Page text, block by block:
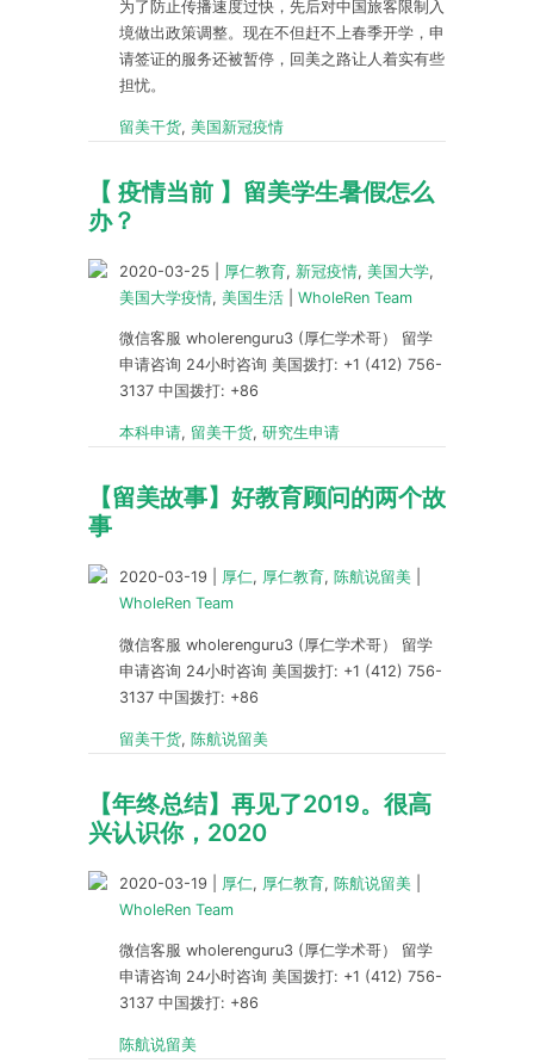
为了防止传播速度过快，先后对中国旅客限制入
境做出政策调整。现在不但赶不上春季开学，申
请签证的服务还被暂停，回美之路让人着实有些
担忧。
留美干货, 美国新冠疫情
【 疫情当前 】留美学生暑假怎么
办？
2020-03-25 厚仁教育, 新冠疫情, 美国大学,
美国大学疫情, 美国生活 WholeRen Team
微信客服 wholerenguru3 (厚仁学术哥） 留学
申请咨询 24小时咨询 美国拨打: +1 (412) 756-
3137 中国拨打: +86
本科申请, 留美干货, 研究生申请
【留美故事】好教育顾问的两个故
事
2020-03-19 厚仁, 厚仁教育, 陈航说留美
WholeRen Team
微信客服 wholerenguru3 (厚仁学术哥） 留学
申请咨询 24小时咨询 美国拨打: +1 (412) 756-
3137 中国拨打: +86
留美干货, 陈航说留美
【年终总结】再见了2019。很高
兴认识你，2020
2020-03-19 厚仁, 厚仁教育, 陈航说留美
WholeRen Team
微信客服 wholerenguru3 (厚仁学术哥） 留学
申请咨询 24小时咨询 美国拨打: +1 (412) 756-
3137 中国拨打: +86
陈航说留美